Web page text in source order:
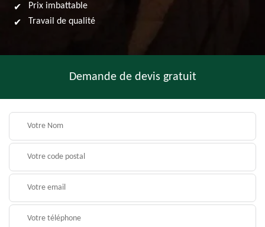
Prix imbattable
Travail de qualité
Demande de devis gratuit